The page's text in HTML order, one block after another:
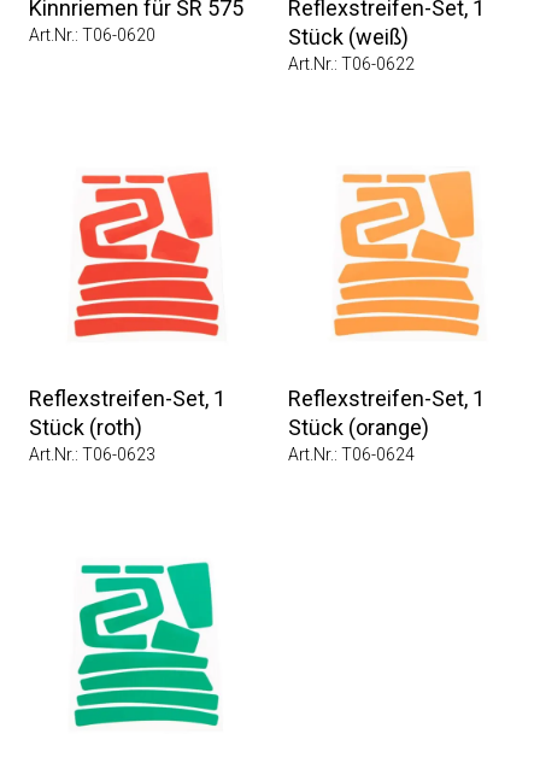
Kinnriemen für SR 575
Art.Nr.: T06-0620
Reflexstreifen-Set, 1
Stück (weiß)
Art.Nr.: T06-0622
Reflexstreifen-Set, 1
Stück (roth)
Art.Nr.: T06-0623
Reflexstreifen-Set, 1
Stück (orange)
Art.Nr.: T06-0624